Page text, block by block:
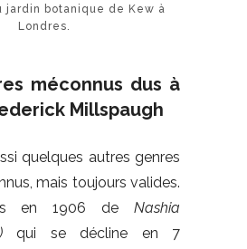
jardin botanique de Kew à
Londres.
méconnus dus à
Millspaugh
quelques autres genres
mais toujours valides.
en 1906 de Nashia
qui se décline en 7